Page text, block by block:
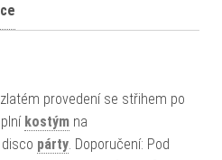
provedení se střihem po
kostým na
párty. Doporučení: Pod